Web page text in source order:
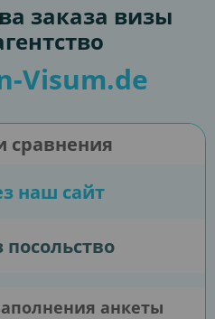
заказа визы
Visum.de
сравнения
наш сайт
посольство
анкеты